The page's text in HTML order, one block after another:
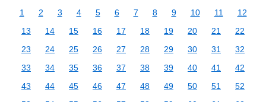
1 2 3 4 5 6 7 8 9 10 11
12
13
14 15 16 17 18 19 20 21
22
23
24 25 26 27 28 29 30 31
32
33
34 35 36 37 38 39 40 41
42
43
44 45 46 47 48 49 50 51
52